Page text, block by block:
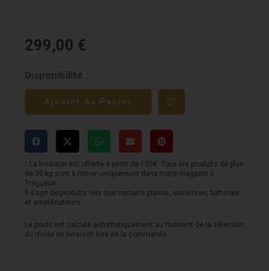
299,00 €
Disponibilité :
quantité
de
Algam
Lighting
H900
-
Machine
à
Brouillard
900W
Ajouter Au Panier
¹ La livraison est offerte a partir de 150€. Tous les produits de plus
de 30 kg sont à retirer uniquement dans notre magasin à
Trégueux.
Il s’agit de produits tels que certains pianos, enceintes, batteries
et amplificateurs.
Le poids est calculé automatiquement au moment de la sélection
du mode de livraison lors de la commande.